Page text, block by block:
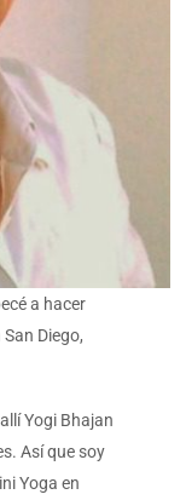
a hacer
Diego,
Yogi Bhajan
Así que soy
Yoga en